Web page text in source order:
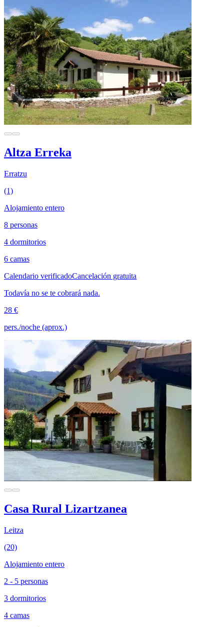
Altza Erreka
Erratzu
(1)
Alojamiento entero
8 personas
4 dormitorios
6 camas
Calendario verificadoCancelación gratuita
Todavía no se te cobrará nada.
28 €
pers./noche (aprox.)
Casa Rural Lizartzanea
Leitza
(20)
Alojamiento entero
2 - 5 personas
3 dormitorios
4 camas